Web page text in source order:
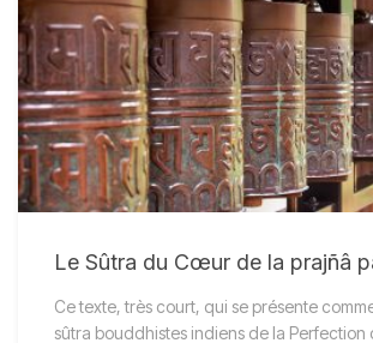
Le Sûtra du Cœur de la prajñâ
Ce texte, très court, qui se présente
sûtra bouddhistes indiens de la Perfection